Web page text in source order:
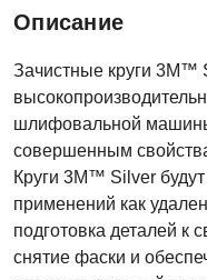
Описание
Зачистные круги 3М™
шлифовальной
совершенным
Круги 3M™ Silver
применений как
подготовка деталей к
снятие фаски и